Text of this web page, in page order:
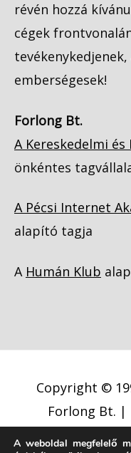
révén hozzá
cégek
emberségesek!
Forlong Bt.
A Kereskedelmi
önkéntes
A Pécsi Internet
alapító tagja
A Humán Klub
Copyright ©
Forlong Bt. |
A weboldal megfelelő